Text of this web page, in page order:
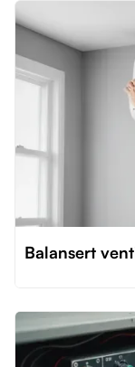
Balansert